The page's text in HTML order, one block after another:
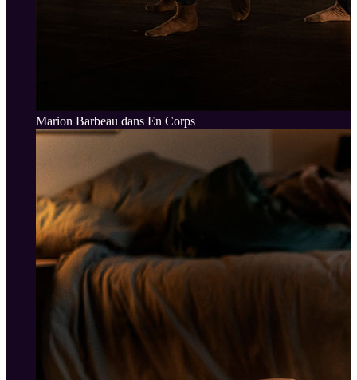
Marion Barbeau dans En Corps